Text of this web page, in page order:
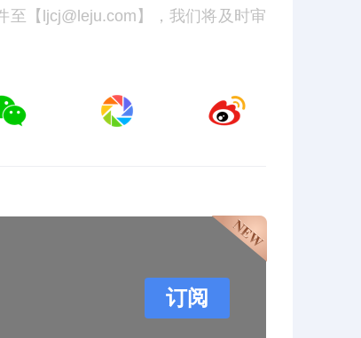
至【ljcj@leju.com】，我们将及时审
订阅